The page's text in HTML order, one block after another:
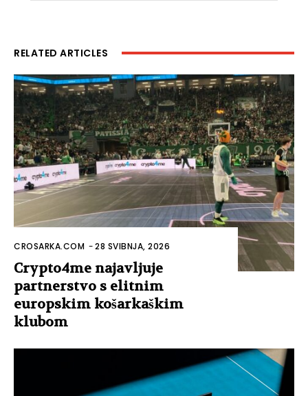
RELATED ARTICLES
CROSARKA.COM -28 SVIBNJA, 2026
Crypto4me najavljuje
partnerstvo s elitnim
europskim košarkaškim
klubom